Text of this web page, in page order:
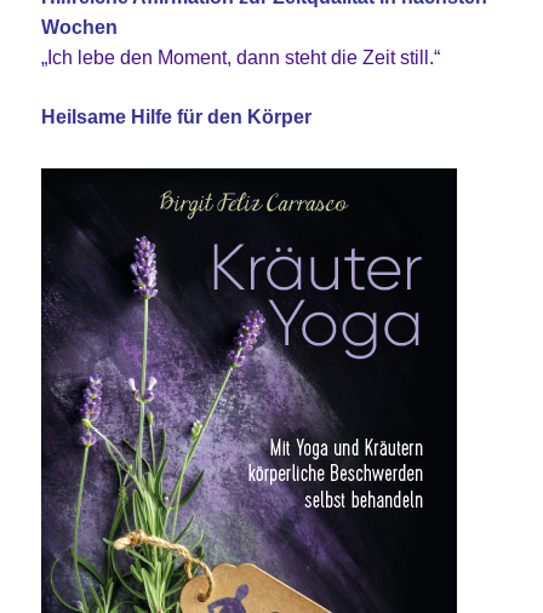
Wochen
„Ich lebe den Moment, dann steht die Zeit still.“
Heilsame Hilfe für den Körper